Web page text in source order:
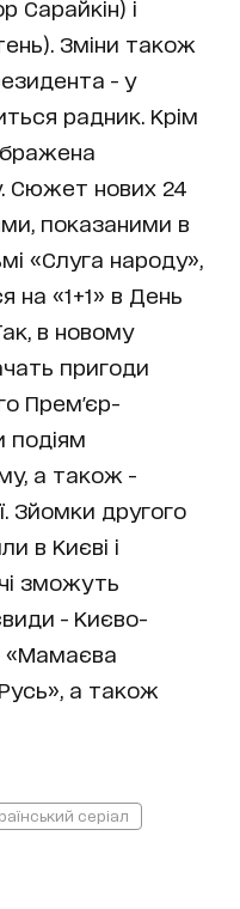
Сарайкін) і
Зміни також
- у
радник. Крім
Сюжет нових 24
показаними в
«Слуга народу»,
на «1+1» в День
в новому
пригоди
Прем'єр-
подіям
а також -
Зйомки другого
в Києві і
зможуть
- Києво-
«Мамаєва
а також
серіал